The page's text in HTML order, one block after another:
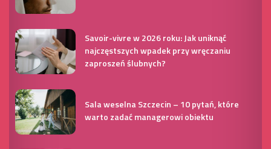
Savoir-vivre w 2026 roku: Jak uniknąć
najczęstszych wpadek przy wręczaniu
zaproszeń ślubnych?
Sala weselna Szczecin – 10 pytań, które
warto zadać managerowi obiektu